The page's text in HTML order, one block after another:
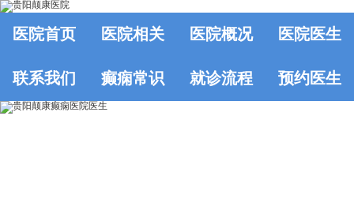
医院首页 医院相关 医院概况 医院医生
联系我们 癫痫常识 就诊流程 预约医生